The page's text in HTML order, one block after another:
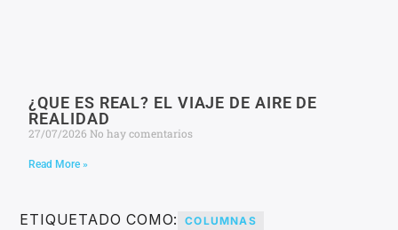
¿QUE ES REAL? EL VIAJE DE AIRE DE
REALIDAD
27/07/2026 No hay comentarios
Read More »
ETIQUETADO COMO: COLUMNAS